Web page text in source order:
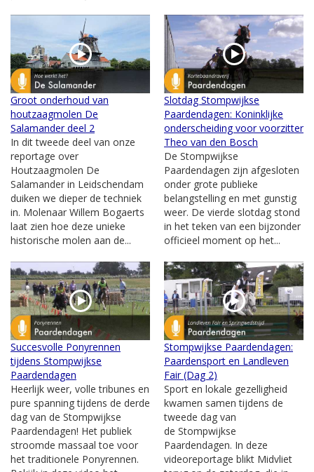
Groot onderhoud van
houtzaagmolen De
Salamander deel 2
In dit tweede deel van onze
reportage over
Houtzaagmolen De
Salamander in Leidschendam
duiken we dieper de techniek
in. Molenaar Willem Bogaerts
laat zien hoe deze unieke
historische molen aan de...
Slotdag Stompwijkse
Paardendagen: Koninklijke
onderscheiding voor voorzitter
Theo van den Bosch
De Stompwijkse
Paardendagen zijn afgesloten
onder grote publieke
belangstelling en met gunstig
weer. De vierde slotdag stond
in het teken van een bijzonder
officieel moment op het...
Succesvolle Ponyrennen
tijdens Stompwijkse
Paardendagen
Heerlijk weer, volle tribunes en
pure spanning tijdens de derde
dag van de Stompwijkse
Paardendagen! Het publiek
stroomde massaal toe voor
het traditionele Ponyrennen.
Stompwijkse Paardendagen:
Paardensport en Landleven
Fair (Dag 2)
Sport en lokale gezelligheid
kwamen samen tijdens de
tweede dag van
de Stompwijkse
Paardendagen. In deze
videoreportage blikt Midvliet